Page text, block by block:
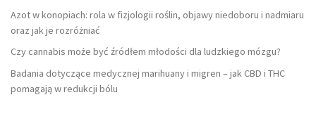
Azot w konopiach: rola w fizjologii roślin, objawy niedoboru i nadmiaru
oraz jak je rozróżniać
Czy cannabis może być źródłem młodości dla ludzkiego mózgu?
Badania dotyczące medycznej marihuany i migren – jak CBD i THC
pomagają w redukcji bólu